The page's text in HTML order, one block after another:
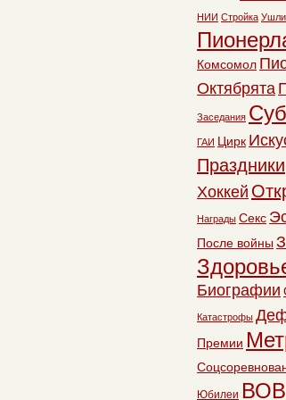
НИИ Стройка Ушли
Комсомол
Октябрята
Заседания
ГАИ Цирк
Праздники
Хоккей
Награды Секс
После войны
Биографии
Катастрофы
Премии
Юбилеи ВОВ